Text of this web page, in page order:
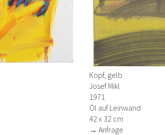
Kopf, gelb
Josef Mikl
1971
Öl auf Leinwand
42 x 32 cm
→ Anfrage